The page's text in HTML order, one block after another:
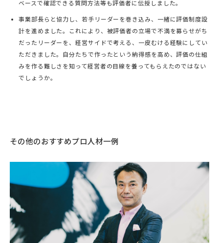
ベースで確認できる質問方法等も評価者に伝授しました。
事業部長らと協力し、若手リーダーを巻き込み、一緒に評価制度設
計を進めました。これにより、被評価者の立場で不満を募らせがち
だったリーダーを、経営サイドで考える、一皮むける経験にしてい
ただきました。自分たちで作ったという納得感を高め、評価の仕組
みを作る難しさを知って経営者の目線を養ってもらえたのではない
でしょうか。
その他のおすすめプロ人材一例